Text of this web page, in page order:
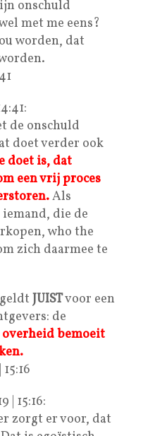
onschuld
met me eens?
worden, dat
de onschuld
doet verder ook
doet is, dat
een vrij proces
Als
die de
who the
zich daarmee te
JUISTvoor een
de
bemoeit
| 15:16:
zorgt er voor, dat